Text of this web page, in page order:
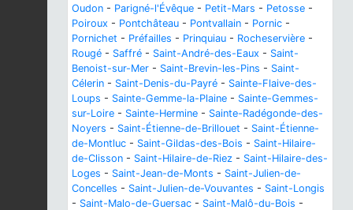
Oudon - Parigné-l'Évêque - Petit-Mars - Petosse -
Poiroux - Pontchâteau - Pontvallain - Pornic -
Pornichet - Préfailles - Prinquiau - Rocheservière -
Rougé - Saffré - Saint-André-des-Eaux - Saint-
Benoist-sur-Mer - Saint-Brevin-les-Pins - Saint-
Célerin - Saint-Denis-du-Payré - Sainte-Flaive-des-
Loups - Sainte-Gemme-la-Plaine - Sainte-Gemmes-
sur-Loire - Sainte-Hermine - Sainte-Radégonde-des-
Noyers - Saint-Étienne-de-Brillouet - Saint-Étienne-
de-Montluc - Saint-Gildas-des-Bois - Saint-Hilaire-
de-Clisson - Saint-Hilaire-de-Riez - Saint-Hilaire-des-
Loges - Saint-Jean-de-Monts - Saint-Julien-de-
Concelles - Saint-Julien-de-Vouvantes - Saint-Longis
- Saint-Malo-de-Guersac - Saint-Malô-du-Bois -